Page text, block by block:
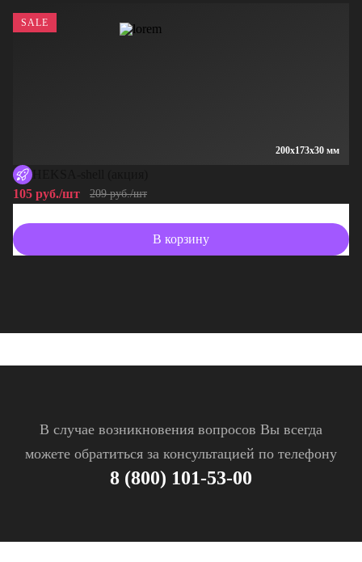
200x173x30 мм
SALE
105 руб./шт
209 руб./шт
В корзину
В случае возникновения вопросов Вы всегда
можете обратиться за консультацией по телефону
8 (800) 101-53-00